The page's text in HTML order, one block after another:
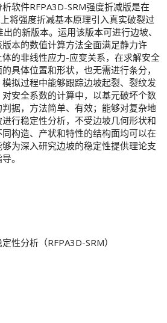
软件RFPA3D-SRM强度折减版是在
将强度折减基本原理引入真实破裂过
的新版本。运用该版本可进行边坡、
本的数值计算方法全面满足静力许
的非线性应力-应变关系，在求解安全
具体位置和形状，也无需进行条分，
拟过程中能够跟踪边坡起裂、裂纹发
安全系数的计算中，以基元破坏个数
据，方法简单、有效；能够对复杂地
行稳定性分析，不受边坡几何形状和
构造、产状和特性的结构面均可以在
为深入研究边坡的稳定性提供理论支
。
性分析（RFPA3D-SRM）